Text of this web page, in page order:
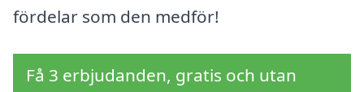
fördelar som den medför!
Få 3 erbjudanden, gratis och utan